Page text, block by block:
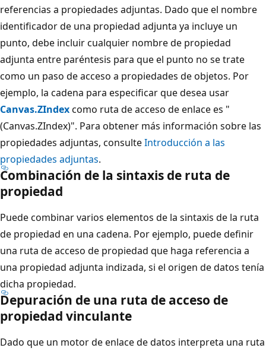
referencias a propiedades adjuntas. Dado que el nombre
identificador de una propiedad adjunta ya incluye un
punto, debe incluir cualquier nombre de propiedad
adjunta entre paréntesis para que el punto no se trate
como un paso de acceso a propiedades de objetos. Por
ejemplo, la cadena para especificar que desea usar
Canvas.ZIndexcomo ruta de acceso de enlace es "
(Canvas.ZIndex)". Para obtener más información sobre las
propiedades adjuntas, consulteIntroducción a las
propiedades adjuntas.
Combinación de la sintaxis de ruta de
propiedad
Puede combinar varios elementos de la sintaxis de la ruta
de propiedad en una cadena. Por ejemplo, puede definir
una ruta de acceso de propiedad que haga referencia a
una propiedad adjunta indizada, si el origen de datos tenía
dicha propiedad.
Depuración de una ruta de acceso de
propiedad vinculante
Dado que un motor de enlace de datos interpreta una ruta